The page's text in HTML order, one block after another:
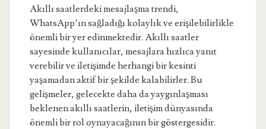
Akıllı saatlerdeki mesajlaşma trendi,
WhatsApp’ın sağladığı kolaylık ve erişilebilirlikle
önemli bir yer edinmektedir. Akıllı saatler
sayesinde kullanıcılar, mesajlara hızlıca yanıt
verebilir ve iletişimde herhangi bir kesinti
yaşamadan aktif bir şekilde kalabilirler. Bu
gelişmeler, gelecekte daha da yaygınlaşması
beklenen akıllı saatlerin, iletişim dünyasında
önemli bir rol oynayacağının bir göstergesidir.